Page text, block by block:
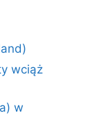
wciąż
w